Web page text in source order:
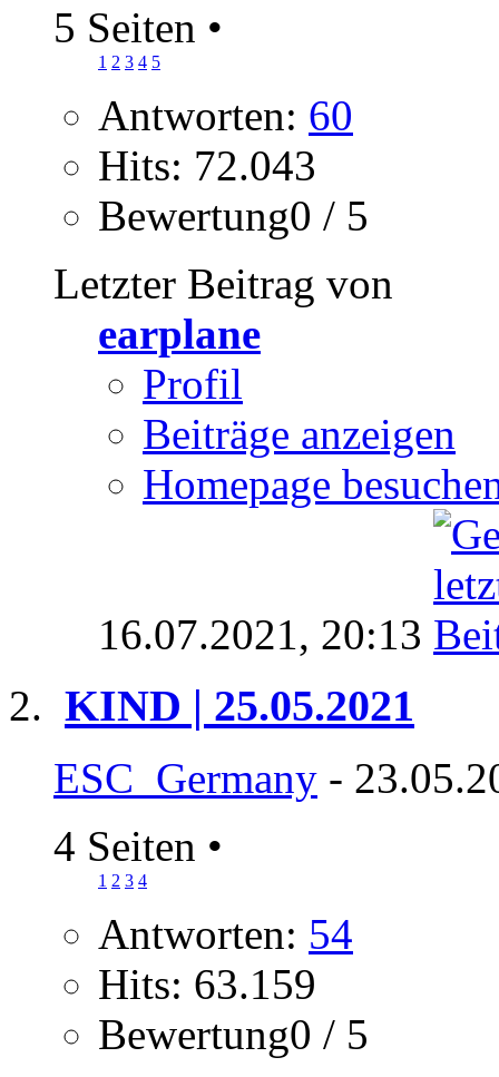
5 Seiten •
1 2 3 4 5
Antworten: 60
Hits: 72.043
Bewertung0 / 5
Letzter Beitrag von
earplane
Profil
Beiträge anzeigen
Homepage
16.07.2021, 20:13
KIND | 25.05.2021
ESC_Germany -
4 Seiten •
1 2 3 4
Antworten: 54
Hits: 63.159
Bewertung0 / 5